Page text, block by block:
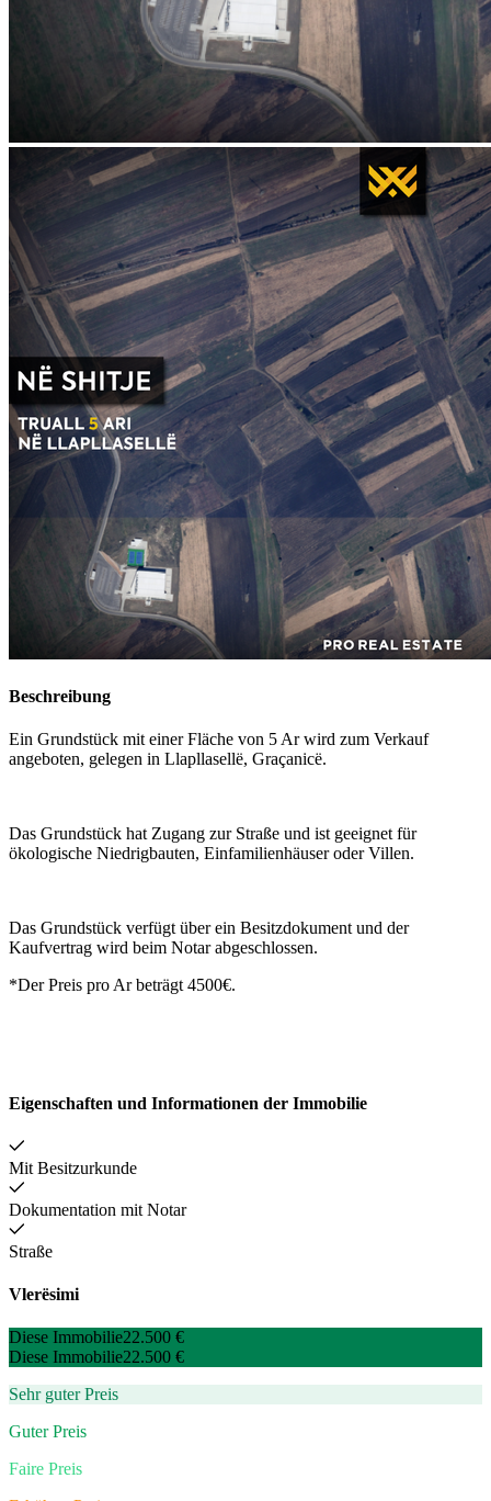
Beschreibung
Ein Grundstück mit einer Fläche von 5 Ar wird zum Verkauf
angeboten, gelegen in Llapllasellë, Graçanicë.
Das Grundstück hat Zugang zur Straße und ist geeignet für
ökologische Niedrigbauten, Einfamilienhäuser oder Villen.
Das Grundstück verfügt über ein Besitzdokument und der
Kaufvertrag wird beim Notar abgeschlossen.
*Der Preis pro Ar beträgt 4500€.
Eigenschaften und Informationen der Immobilie
Mit Besitzurkunde
Dokumentation mit Notar
Straße
Vlerësimi
Diese Immobilie22.500 €
Diese Immobilie22.500 €
Sehr guter Preis
Guter Preis
Faire Preis